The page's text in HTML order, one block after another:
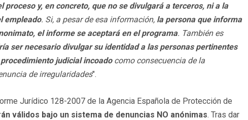
y, en concreto, que no se divulgará a terceros, ni a la
empleado. Si, a pesar de esa información, la persona que informa
el informe se aceptará en el programa. También es
ser necesario divulgar su identidad a las personas pertinentes
judicial incoadocomo consecuencia de la
de irregularidades".
Jurídico 128-2007 de la Agencia Española de Protección de
válidos bajo un sistema de denuncias NO anónimas. Tras dar